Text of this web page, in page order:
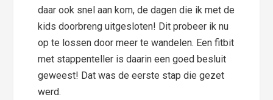
daar ook snel aan kom, de dagen die ik met de
kids doorbreng uitgesloten! Dit probeer ik nu
op te lossen door meer te wandelen. Een fitbit
met stappenteller is daarin een goed besluit
geweest! Dat was de eerste stap die gezet
werd.